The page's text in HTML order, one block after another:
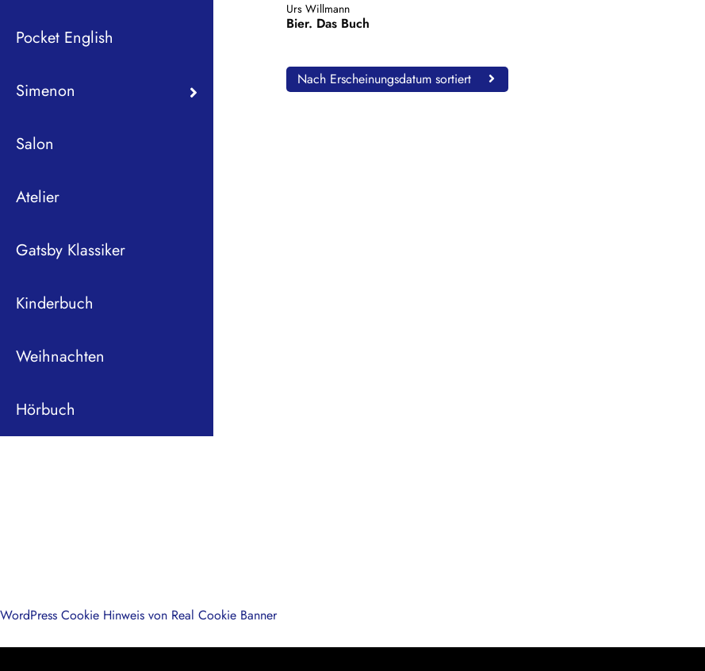
Pocket English
Simenon
Salon
Atelier
Gatsby Klassiker
Kinderbuch
Weihnachten
Hörbuch
Urs Willmann
Bier. Das Buch
Nach Erscheinungsdatum sortiert
WordPress Cookie Hinweis von Real Cookie Banner